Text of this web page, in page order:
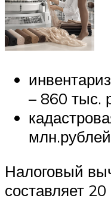
– 860 тыс.
Налоговый
составляет 20